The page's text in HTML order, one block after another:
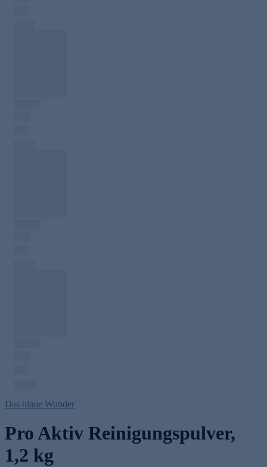
Das blaue Wunder
Pro Aktiv Reinigungspulver,
1,2 kg